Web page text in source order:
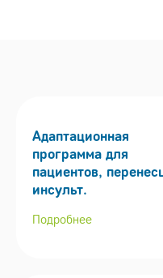
Адаптационная
программа для
пациентов,
инсульт.
Подробнее